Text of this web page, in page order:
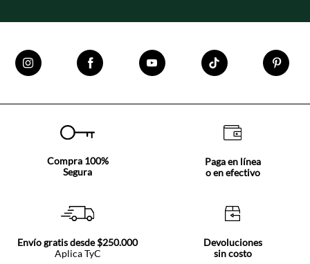
recibe 20%OFF
SUSCRÍBETE AQUÍ
Compra 100%
Segura
Paga en línea
o en efectivo